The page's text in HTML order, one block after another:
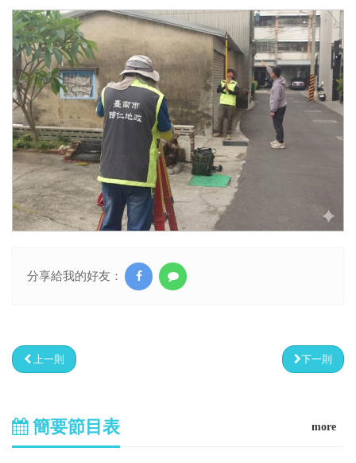
分享給我的好友：
上一則 下一則
簡要節目表 more